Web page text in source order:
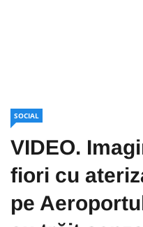
SOCIAL
VIDEO.
fiori cu
pe